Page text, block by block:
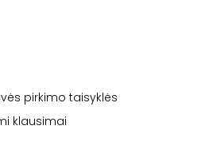
pirkimo taisyklės
klausimai